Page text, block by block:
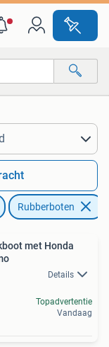
Rubberboten
met Honda
Details
Topadvertentie
Vandaag